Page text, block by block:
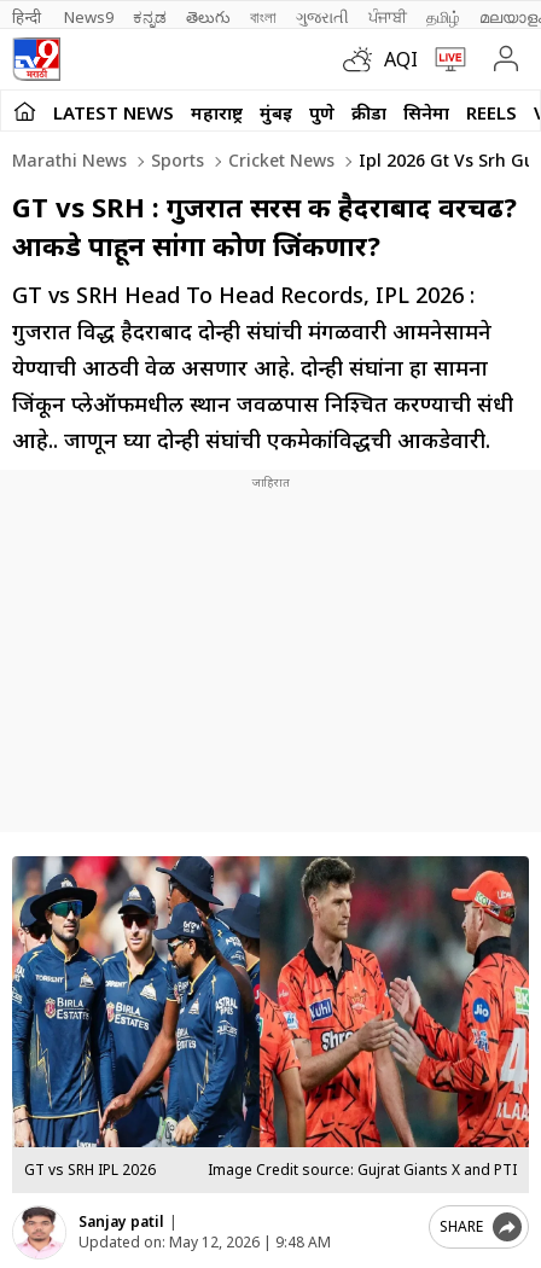
हिन्दी News9 ಕನ್ನಡ తెలుగు বাংলা ગુજરાતી ਪੰਜਾਬੀ தமிழ்
AQI
LATEST NEWS महाराष्ट्र मुंबई पुणे क्रीडा सिनेमा REELS
Marathi News Sports Cricket News Ipl 2026 Gt Vs Srh
GT vs SRH : गुजरात सरस की हैदराबाद वरचढ?
आकडे पाहून सांगा कोण जिंकणार?
GT vs SRH Head To Head Records, IPL 2026 :
गुजरात विरुद्ध हैदराबाद दोन्ही संघांची मंगळवारी आमनेसामने
येण्याची आठवी वेळ असणार आहे. दोन्ही संघांना हा सामना
जिंकून प्लेऑफमधील स्थान जवळपास निश्चित करण्याची संधी
आहे.. जाणून घ्या दोन्ही संघांची एकमेकांविरुद्धची आकडेवारी.
GT vs SRH IPL 2026 Image Credit source: Gujrat Giants X and PTI
Sanjay patil |
Updated on: May 12, 2026 | 9:48 AM
SHARE